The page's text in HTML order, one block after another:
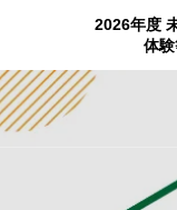
2026年度
体験